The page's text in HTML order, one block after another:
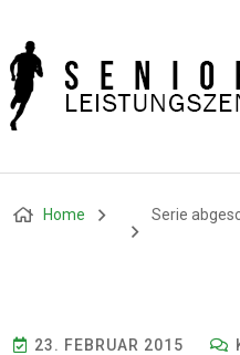
Home Serie
23. FEBRUAR 2015